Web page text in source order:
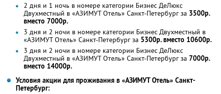
2 дня и 1 ночь в номере категории Бизнес ДеЛюкс
Двухместный в «АЗИМУТ Отель» Санкт-Петербург за 3500р.
вместо 7000р.
3 дня и 2 ночи в номере категории Бизнес Двухместный в
«АЗИМУТ Отель» Санкт-Петербург за 5300р. вместо 10600р.
3 дня и 2 ночи в номере категории Бизнес ДеЛюкс
Двухместный в «АЗИМУТ Отель» Санкт-Петербург за 7000р.
вместо 14000р.
Условия акции для проживания в «АЗИМУТ Отель» Санкт-
Петербург: